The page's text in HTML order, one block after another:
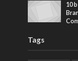
10
Tags